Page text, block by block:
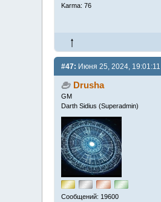
Karma: 76
#47: Июня 25, 2024, 19:01:11
Drusha
GM
Darth Sidius (Superadmin)
Сообщений: 19600